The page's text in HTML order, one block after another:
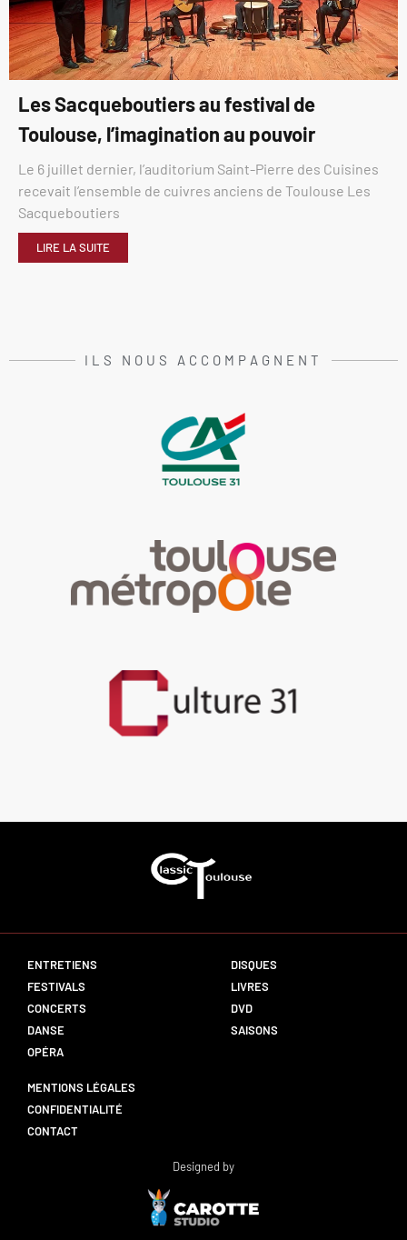
Les Sacqueboutiers au festival de
Toulouse, l’imagination au pouvoir
Le 6 juillet dernier, l’auditorium Saint-Pierre des Cuisines
recevait l’ensemble de cuivres anciens de Toulouse Les
Sacqueboutiers
LIRE LA SUITE
ILS NOUS ACCOMPAGNENT
ENTRETIENS
FESTIVALS
CONCERTS
DANSE
OPÉRA
DISQUES
LIVRES
DVD
SAISONS
MENTIONS LÉGALES
CONFIDENTIALITÉ
CONTACT
Designed by